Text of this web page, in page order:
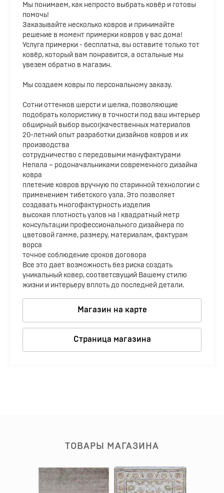
Мы понимаем, как непросто выбрать ковёр и готовы
помочь!
Заказывайте несколько ковров и принимайте
решение в момент примерки ковров у вас дома!
Услуга примерки - бесплатна, вы оставите только тот
ковёр, который вам понравится, а остальные мы
увезем обратно в магазин.
Мы создаем ковры по персональному заказу.
Cотни оттенков шерсти и шелка, позволяющие
подобрать колористику в точности под ваш интерьер
обширный выбор высоrjкачественных материалов
20-летний опыт разработки дизайнов ковров и их
производства
сотрудничество с передовыми мануфактурами
Непала – родоначальниками современного дизайна
ковра
плетение ковров вручную по старинной технологии с
применением тибетского узла. Это позволяет
создавать многофактурность изделия
высокая плотность узлов на 1 квадратный метр
консультации профессионального дизайнера по
цветовой гамме, размеру, материалам, фактурам
ворса
точное соблюдение сроков договора
Все это дает возможность без риска создать
уникальный ковер, соответсвущий Вашему стилю
жизни и интерьеру вплоть до последней детали.
Магазин на карте
Страница магазина
ТОВАРЫ МАГАЗИНА